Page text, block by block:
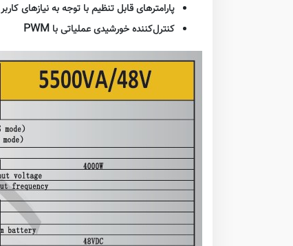
پارامترهای قابل تنظیم با توجه به نیازهای کاربر
کنترل‌کننده خورشیدی عملیاتی با PWM